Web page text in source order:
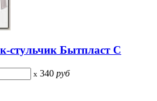
стульчик Бытпласт С
x 340 руб